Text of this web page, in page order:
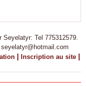
Tel 775312579.
| Inscription au site |